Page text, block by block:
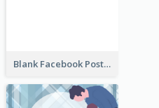
Blank Facebook Post